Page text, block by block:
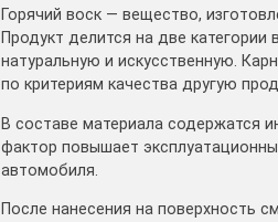
Горячий воск — вещество,
Продукт делится на две категории
натуральную и искусственную.
по критериям качества другую
В составе материала содержатся
фактор повышает
автомобиля.
После нанесения на поверхность